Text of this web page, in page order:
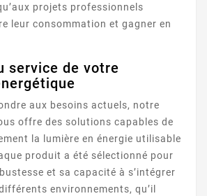
projets professionnels
leur consommation et gagner en
service de votre
aux besoins actuels, notre
offre des solutions capables de
la lumière en énergie utilisable
produit a été sélectionné pour
et sa capacité à s’intégrer
environnements, qu’il